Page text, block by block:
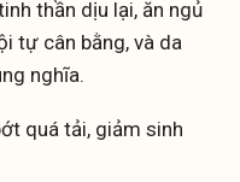
thần dịu lại, ăn ngủ
tự cân bằng, và da
nghĩa.
quá tải, giảm sinh